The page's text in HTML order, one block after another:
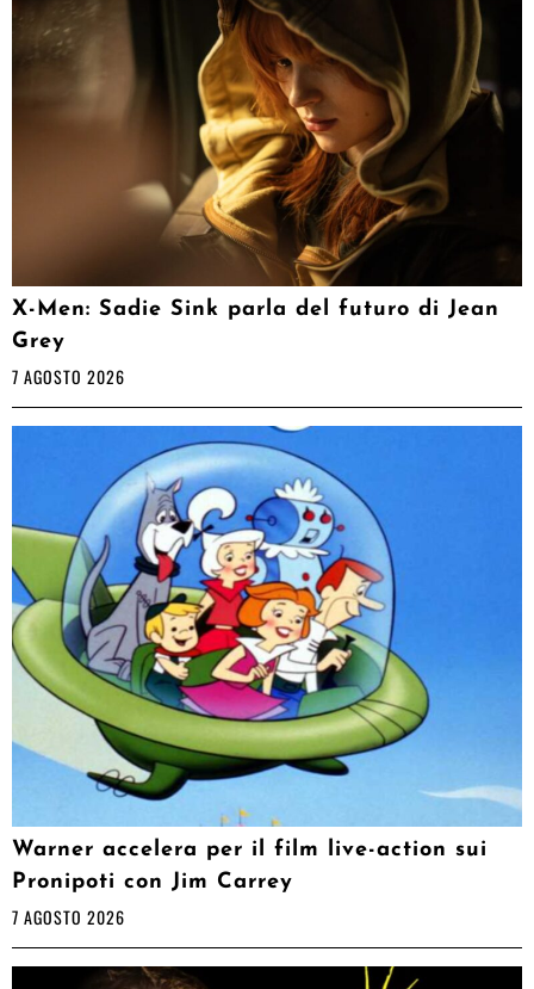
X-Men: Sadie Sink parla del futuro di Jean
Grey
7 AGOSTO 2026
Warner accelera per il film live-action sui
Pronipoti con Jim Carrey
7 AGOSTO 2026